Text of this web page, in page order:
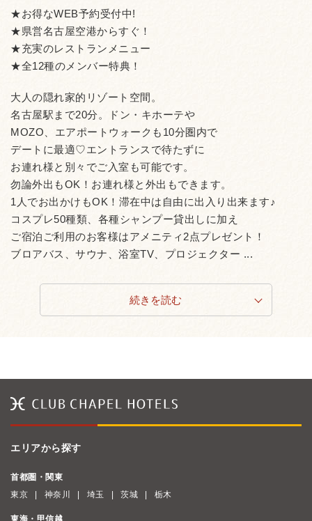
★お得なWEB予約受付中!
★県営名古屋空港からすぐ！
★充実のレストランメニュー
★全12種のメンバー特典！
大人の隠れ家的リゾート空間。
名古屋駅まで20分。ドン・キホーテや
MOZO、エアポートウォークも10分圏内で
デートに最適♡エントランスで待たずに
お連れ様と別々でご入室も可能です。
勿論外出もOK！お連れ様と外出もできます。
1人でお出かけもOK！滞在中は自由に出入り出来ます♪
コスプレ50種類、各種シャンプー貸出しに加え
ご宿泊ご利用のお客様はアメニティ2点プレゼント！
ブロアバス、サウナ、浴室TV、プロジェクター ...
続きを読む
エリアから探す
首都圏・関東
東京
神奈川 埼玉 茨城 栃木
東海・甲信越